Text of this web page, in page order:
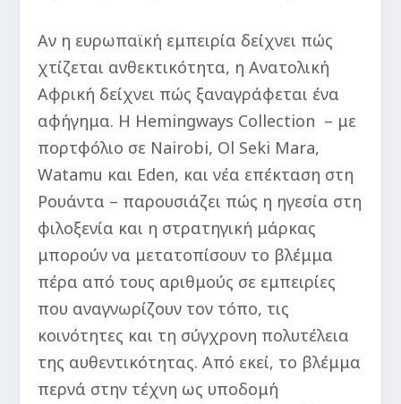
Αν η ευρωπαϊκή εμπειρία δείχνει πώς
χτίζεται ανθεκτικότητα, η Ανατολική
Αφρική δείχνει πώς ξαναγράφεται ένα
αφήγημα. Η Hemingways Collection – με
πορτφόλιο σε Nairobi, Ol Seki Mara,
Watamu και Eden, και νέα επέκταση στη
Ρουάντα – παρουσιάζει πώς η ηγεσία στη
φιλοξενία και η στρατηγική μάρκας
μπορούν να μετατοπίσουν το βλέμμα
πέρα από τους αριθμούς σε εμπειρίες
που αναγνωρίζουν τον τόπο, τις
κοινότητες και τη σύγχρονη πολυτέλεια
της αυθεντικότητας. Από εκεί, το βλέμμα
περνά στην τέχνη ως υποδομή